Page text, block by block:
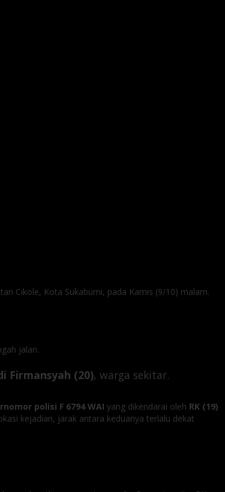
Cikole, Kota Sukabumi, pada Kamis (9/10) malam.
jalan.
Firmansyah (20), warga sekitar.
polisi F 6794 WAI yang dikendarai oleh RK (19)
kejadian, jarak antara keduanya terlalu dekat